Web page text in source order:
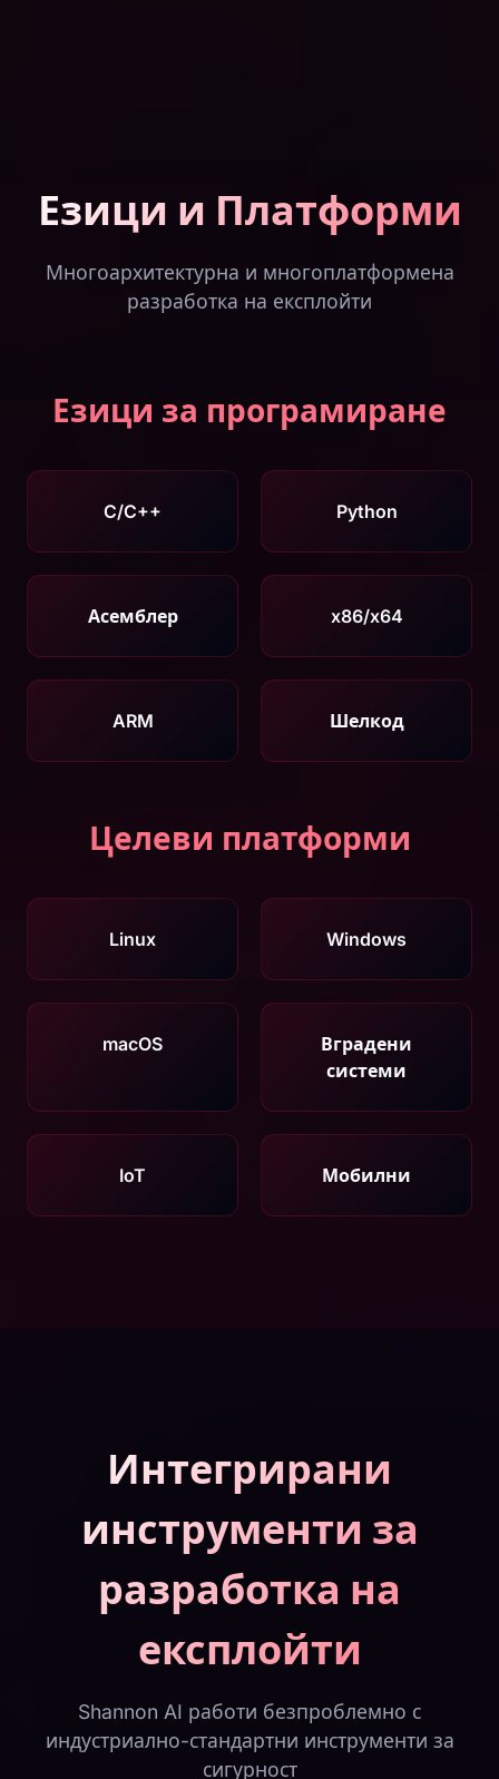
Езици и Платформи
Многоархитектурна и многоплатформена
разработка на експлойти
Езици за програмиране
C/C++ Python
Асемблер x86/x64
ARM Шелкод
Целеви платформи
Linux Windows
macOS
Вградени
системи
IoT Мобилни
Интегрирани
инструменти за
разработка на
експлойти
Shannon AI работи безпроблемно с
индустриално-стандартни инструменти за
сигурност